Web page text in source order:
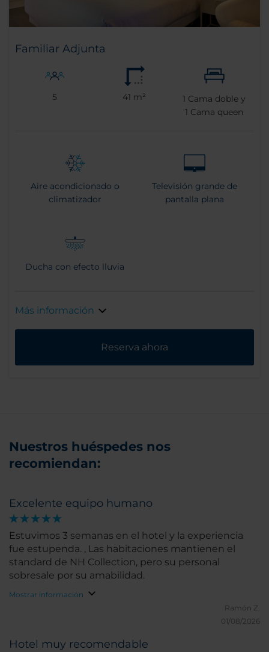
Familiar Adjunta
5 41 m² 1 Cama doble y
1 Cama queen
Aire acondicionado o
climatizador
Televisión grande de
pantalla plana
Ducha con efecto lluvia
Más información
Reserva ahora
Nuestros huéspedes nos
recomiendan:
Excelente equipo humano
Estuvimos 3 semanas en el hotel y la experiencia
fue estupenda. , Las habitaciones mantienen el
standard de NH Collection, pero su personal
sobresale por su amabilidad.
Mostrar información
Ramón Z.
01/08/2026
Hotel muy recomendable